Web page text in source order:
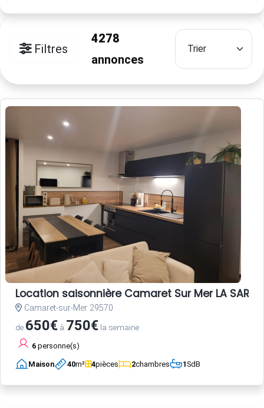
Filtres
4278
annonces
Location saisonnière Camaret Sur Mer LA
Camaret-sur-Mer 29570
de 650€ à 750€ la semaine
6 personne(s)
Maison 40m² 4pièces 2chambres 1SdB